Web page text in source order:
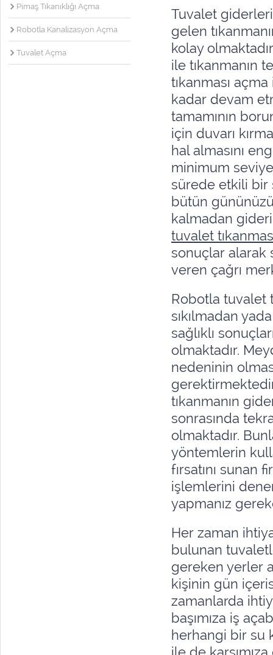
Pimaş Tıkanıklığı Açma
Robotla Kanalizasyon Açma
Tuvalet Açma
Tuvalet
gelen
kolay
ile tıkanmanın
tıkanması
kadar devam
tamamının
için duvarı
hal almasını
minimum
sürede etkili
bütün
kalmadan
tuvalet
sonuçlar alarak
veren çağrı
Robotla tuvalet
sıkılmadan
sağlıklı
olmaktadır.
nedeninin
tıkanmanın
sonrasında
olmaktadır.
yöntemlerin
fırsatını sunan
işlemlerini
yapmanız
Her zaman
bulunan
gereken yerler
kişinin gün
zamanlarda
başımıza iş
herhangi bir su